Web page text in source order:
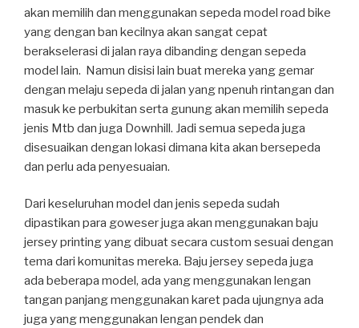
akan memilih dan menggunakan sepeda model road bike
yang dengan ban kecilnya akan sangat cepat
berakselerasi di jalan raya dibanding dengan sepeda
model lain. Namun disisi lain buat mereka yang gemar
dengan melaju sepeda di jalan yang npenuh rintangan dan
masuk ke perbukitan serta gunung akan memilih sepeda
jenis Mtb dan juga Downhill. Jadi semua sepeda juga
disesuaikan dengan lokasi dimana kita akan bersepeda
dan perlu ada penyesuaian.
Dari keseluruhan model dan jenis sepeda sudah
dipastikan para goweser juga akan menggunakan baju
jersey printing yang dibuat secara custom sesuai dengan
tema dari komunitas mereka. Baju jersey sepeda juga
ada beberapa model, ada yang menggunakan lengan
tangan panjang menggunakan karet pada ujungnya ada
juga yang menggunakan lengan pendek dan